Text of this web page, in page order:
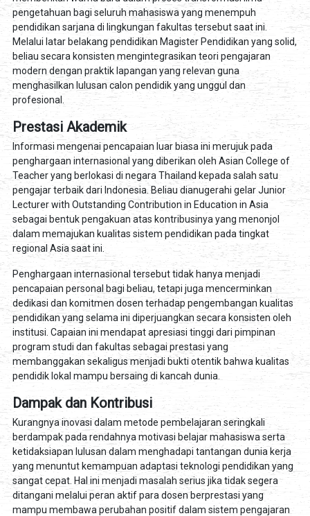
pengetahuan bagi seluruh mahasiswa yang menempuh
pendidikan sarjana di lingkungan fakultas tersebut saat ini.
Melalui latar belakang pendidikan Magister Pendidikan yang solid,
beliau secara konsisten mengintegrasikan teori pengajaran
modern dengan praktik lapangan yang relevan guna
menghasilkan lulusan calon pendidik yang unggul dan
profesional.
Prestasi Akademik
Informasi mengenai pencapaian luar biasa ini merujuk pada
penghargaan internasional yang diberikan oleh Asian College of
Teacher yang berlokasi di negara Thailand kepada salah satu
pengajar terbaik dari Indonesia. Beliau dianugerahi gelar Junior
Lecturer with Outstanding Contribution in Education in Asia
sebagai bentuk pengakuan atas kontribusinya yang menonjol
dalam memajukan kualitas sistem pendidikan pada tingkat
regional Asia saat ini.
Penghargaan internasional tersebut tidak hanya menjadi
pencapaian personal bagi beliau, tetapi juga mencerminkan
dedikasi dan komitmen dosen terhadap pengembangan kualitas
pendidikan yang selama ini diperjuangkan secara konsisten oleh
institusi. Capaian ini mendapat apresiasi tinggi dari pimpinan
program studi dan fakultas sebagai prestasi yang
membanggakan sekaligus menjadi bukti otentik bahwa kualitas
pendidik lokal mampu bersaing di kancah dunia.
Dampak dan Kontribusi
Kurangnya inovasi dalam metode pembelajaran seringkali
berdampak pada rendahnya motivasi belajar mahasiswa serta
ketidaksiapan lulusan dalam menghadapi tantangan dunia kerja
yang menuntut kemampuan adaptasi teknologi pendidikan yang
sangat cepat. Hal ini menjadi masalah serius jika tidak segera
ditangani melalui peran aktif para dosen berprestasi yang
mampu membawa perubahan positif dalam sistem pengajaran